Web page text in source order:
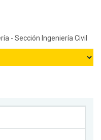
- Sección Ingeniería Civil